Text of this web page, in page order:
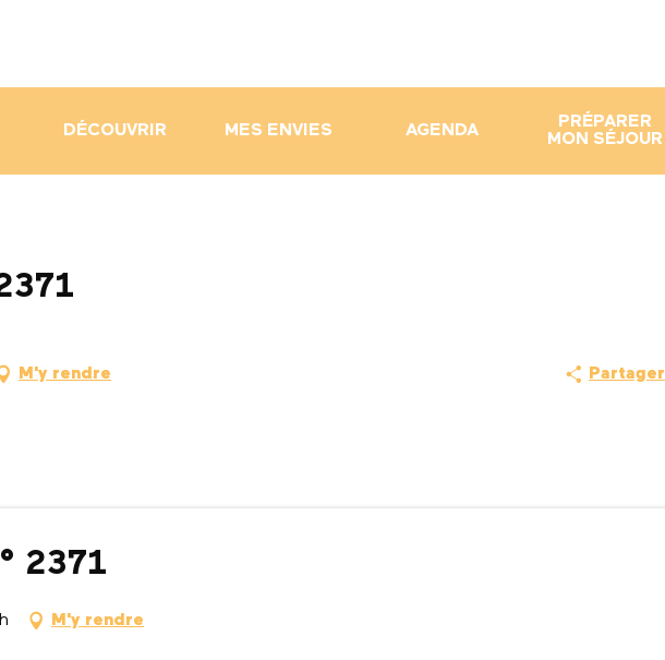
DÉCOUVRIR MES ENVIES AGENDA
PRÉPARER
MON SÉJOUR
M'y rendre Partager
2371
M'y rendre